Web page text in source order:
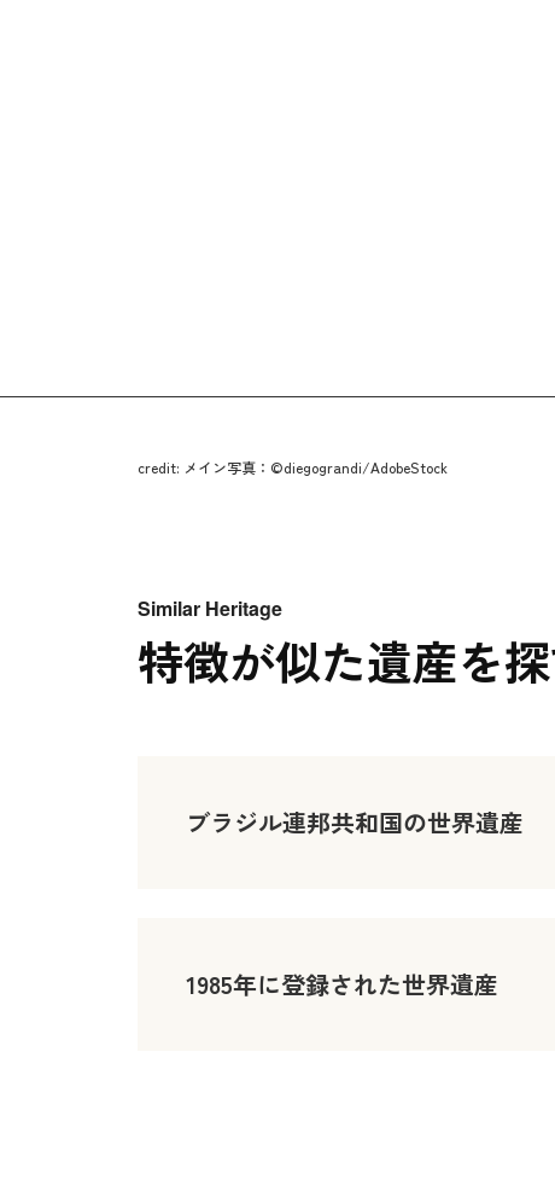
credit: メイン写真：©diegograndi/AdobeStock
Similar Heritage
特徴が似た遺産を
ブラジル連邦共和国の世界遺産
1985年に登録された世界遺産